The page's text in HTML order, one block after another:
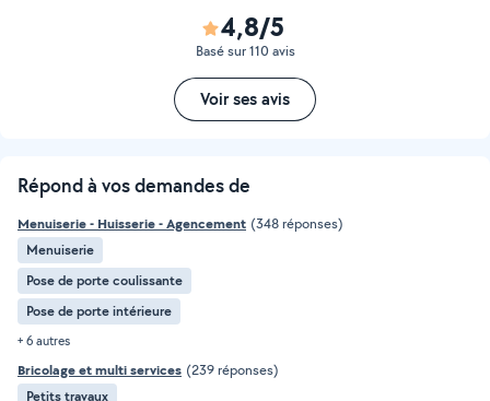
4,8/5
Basé sur 110 avis
Voir ses avis
Répond à vos demandes de
Menuiserie - Huisserie - Agencement (348 réponses)
Menuiserie
Pose de porte coulissante
Pose de porte intérieure
+ 6 autres
Bricolage et multi services (239 réponses)
Petits travaux